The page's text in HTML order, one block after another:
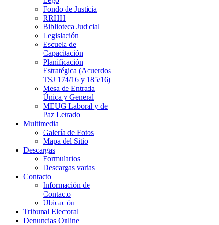
Fondo de Justicia
RRHH
Biblioteca Judicial
Legislación
Escuela de
Capacitación
Planificación
Estratégica (Acuerdos
TSJ 174/16 y 185/16)
Mesa de Entrada
Única y General
MEUG Laboral y de
Paz Letrado
Multimedia
Galería de Fotos
Mapa del Sitio
Descargas
Formularios
Descargas varias
Contacto
Información de
Contacto
Ubicación
Tribunal Electoral
Denuncias Online